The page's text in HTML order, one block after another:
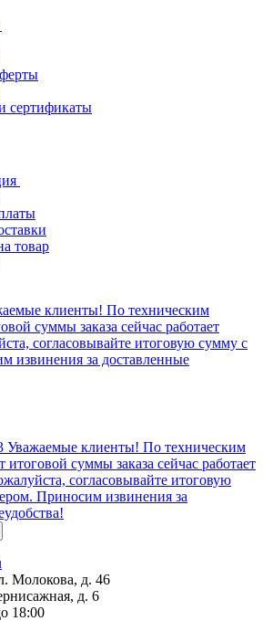
сертификаты
товар
клиенты! По техническим
суммы заказа сейчас работает
согласовывайте итоговую сумму с
извинения за доставленные
Уважаемые клиенты! По техническим
итоговой суммы заказа сейчас работает
согласовывайте итоговую
Приносим извинения за
Молокова, д. 46
д. 6
18:00